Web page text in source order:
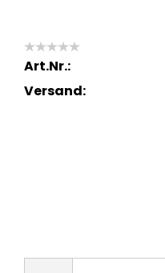
Art.Nr.:
Versand: